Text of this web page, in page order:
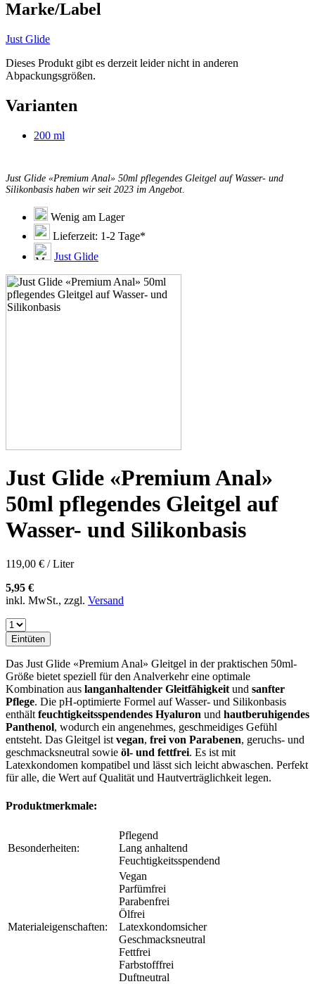
Marke/Label
Just Glide
Dieses Produkt gibt es derzeit leider nicht in anderen
Abpackungsgrößen.
Varianten
200 ml
Just Glide «Premium Anal» 50ml pflegendes Gleitgel auf Wasser- und
Silikonbasis haben wir seit 2023 im Angebot.
Wenig am Lager
Lieferzeit: 1-2 Tage*
Just Glide
Just Glide «Premium Anal»
50ml pflegendes Gleitgel auf
Wasser- und Silikonbasis
119,00 € / Liter
5,95 €
inkl. MwSt., zzgl. Versand
Eintüten
Das Just Glide «Premium Anal» Gleitgel in der praktischen 50ml-
Größe bietet speziell für den Analverkehr eine optimale
Kombination aus langanhaltender Gleitfähigkeit und sanfter
Pflege. Die pH-optimierte Formel auf Wasser- und Silikonbasis
enthält feuchtigkeitsspendendes Hyaluron und hautberuhigendes
Panthenol, wodurch ein angenehmes, geschmeidiges Gefühl
entsteht. Das Gleitgel ist vegan, frei von Parabenen, geruchs- und
geschmacksneutral sowie öl- und fettfrei. Es ist mit
Latexkondomen kompatibel und lässt sich leicht abwaschen. Perfekt
für alle, die Wert auf Qualität und Hautverträglichkeit legen.
Produktmerkmale:
Besonderheiten:
Pflegend
Lang anhaltend
Feuchtigkeitsspendend
Materialeigenschaften:
Vegan
Parfümfrei
Parabenfrei
Ölfrei
Latexkondomsicher
Geschmacksneutral
Fettfrei
Farbstofffrei
Duftneutral